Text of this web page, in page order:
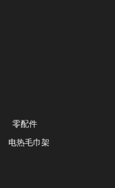
零配件
电热毛巾架